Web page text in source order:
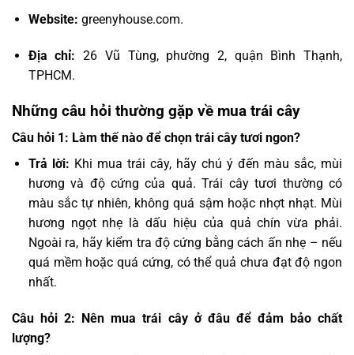
Website: greenyhouse.com.
Địa chỉ:26 Vũ Tùng, phường 2, quận Bình Thạnh,
TPHCM.
Những câu hỏi thường gặp về mua trái cây
Câu hỏi 1: Làm thế nào để chọn trái cây tươi ngon?
Trả lời: Khi mua trái cây, hãy chú ý đến màu sắc, mùi
hương và độ cứng của quả. Trái cây tươi thường có
màu sắc tự nhiên, không quá sậm hoặc nhợt nhạt. Mùi
hương ngọt nhẹ là dấu hiệu của quả chín vừa phải.
Ngoài ra, hãy kiểm tra độ cứng bằng cách ấn nhẹ – nếu
quá mềm hoặc quá cứng, có thể quả chưa đạt độ ngon
nhất.
Câu hỏi 2: Nên mua trái cây ở đâu để đảm bảo chất
lượng?